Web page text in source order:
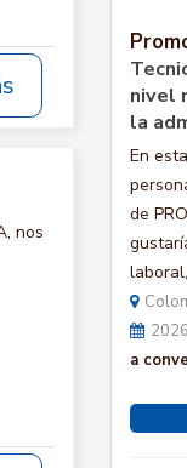
nos
nivel
la
En
de
a